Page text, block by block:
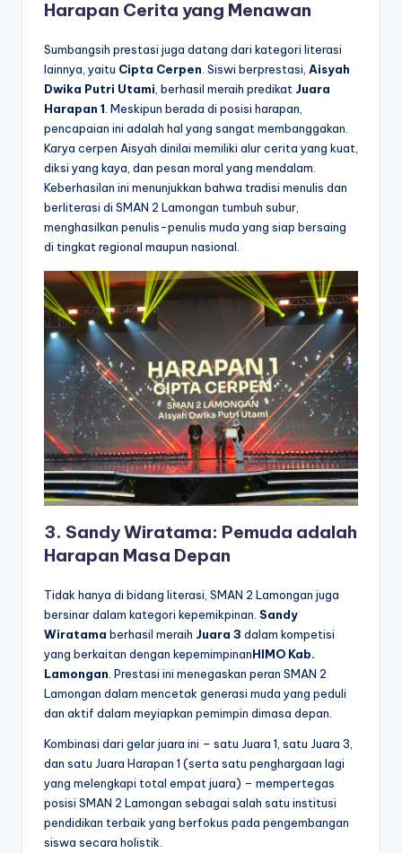
Harapan Cerita yang Menawan
Sumbangsih prestasi juga datang dari kategori literasi
lainnya, yaitu Cipta Cerpen . Siswi berprestasi, Aisyah
Dwika Putri Utami , berhasil meraih predikat Juara
Harapan 1 . Meskipun berada di posisi harapan,
pencapaian ini adalah hal yang sangat membanggakan.
Karya cerpen Aisyah dinilai memiliki alur cerita yang kuat,
diksi yang kaya, dan pesan moral yang mendalam.
Keberhasilan ini menunjukkan bahwa tradisi menulis dan
berliterasi di SMAN 2 Lamongan tumbuh subur,
menghasilkan penulis-penulis muda yang siap bersaing
di tingkat regional maupun nasional.
3. Sandy Wiratama: Pemuda adalah
Harapan Masa Depan
Tidak hanya di bidang literasi, SMAN 2 Lamongan juga
bersinar dalam kategori kepemikpinan. Sandy
Wiratama berhasil meraih Juara 3 dalam kompetisi
yang berkaitan dengan kepemimpinanHIMO Kab.
Lamongan. Prestasi ini menegaskan peran SMAN 2
Lamongan dalam mencetak generasi muda yang peduli
dan aktif dalam meyiapkan pemimpin dimasa depan.
Kombinasi dari gelar juara ini – satu Juara 1, satu Juara 3,
dan satu Juara Harapan 1 (serta satu penghargaan lagi
yang melengkapi total empat juara) – mempertegas
posisi SMAN 2 Lamongan sebagai salah satu institusi
pendidikan terbaik yang berfokus pada pengembangan
siswa secara holistik.